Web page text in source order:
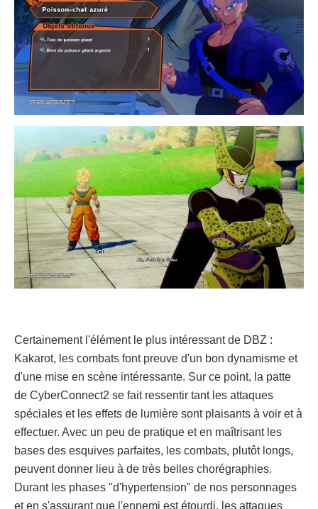
Certainement l'élément le plus intéressant de DBZ :
Kakarot, les combats font preuve d'un bon dynamisme et
d'une mise en scène intéressante. Sur ce point, la patte
de CyberConnect2 se fait ressentir tant les attaques
spéciales et les effets de lumière sont plaisants à voir et à
effectuer. Avec un peu de pratique et en maîtrisant les
bases des esquives parfaites, les combats, plutôt longs,
peuvent donner lieu à de très belles chorégraphies.
Durant les phases "d'hypertension" de nos personnages
et en s'assurant que l'ennemi est étourdi, les attaques